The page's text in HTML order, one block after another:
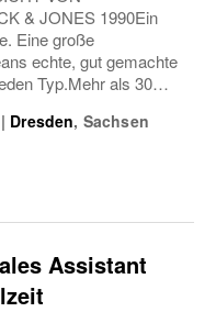
& JONES 1990Ein
Eine große
echte, gut gemachte
Typ.Mehr als 30
zeitlose Essentials zu
Drama.Ein Ort,
| Dresden, Sachsen
Assistant